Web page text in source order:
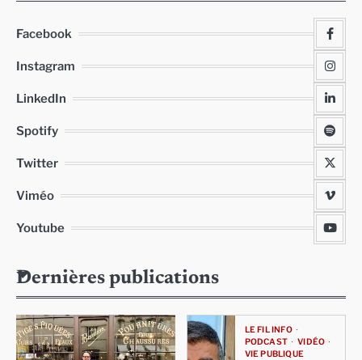
Facebook
Instagram
LinkedIn
Spotify
Twitter
Viméo
Youtube
Dernières publications
LE FIL INFO
PODCAST
VIDÉO
VIE PUBLIQUE